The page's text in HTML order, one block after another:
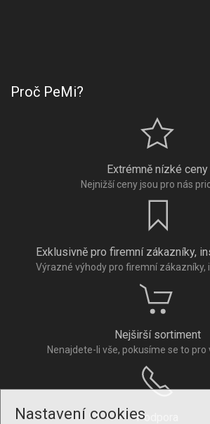
Nastavení cookies
Proč PeMi?
Extrémně nízké ceny
Nejnižší ceny jsou pro nás
Exklusivně pro firemní zákazníky,
Výrazné výhody pro firemní zákazníky,
Nejširší sortiment
Nenajdete-li vše, pokusíme se to pro
Podpora